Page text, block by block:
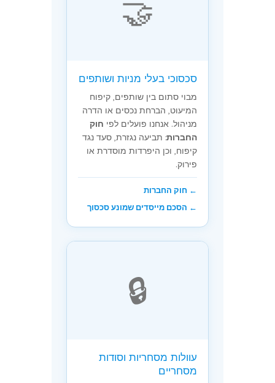
🤝
סכסוכי בעלי מניות ושותפים
מבוי סתום בין שותפים, קיפוח
המיעוט, הברחת נכסים או הדרה
מניהול. אנחנו פועלים לפי חוק
החברות: תביעה נגזרת, סעד נגד
קיפוח, וכן היפרדות מוסדרת או
פירוק.
← חוק החברות
← הסכם מייסדים שמונע סכסוך
🔒
עוולות מסחריות וסודות
מסחריים